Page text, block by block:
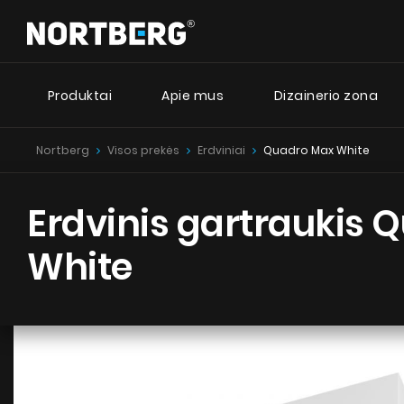
Produktai
Naujienos
Sieniniai gartraukiai
Įmontuojami gartraukiai
Retro gartraukiai
Lubiniai gartraukiai
Kamino tipo gartraukiai
Įmontuoti gartraukiai
Nortberg
Apie mus Dizainerio zona
Patarimai
Nortberg Visos prekės Erdviniai Quadro Max White
Erdvinis gartraukis
White